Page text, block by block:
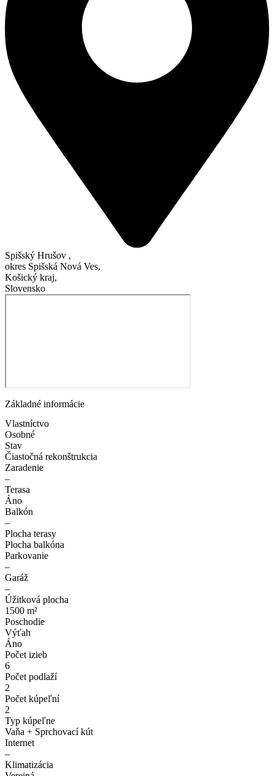
Spišský Hrušov ,
okres Spišská Nová Ves,
Košický kraj,
Slovensko
Základné informácie
Vlastníctvo
Osobné
Stav
Čiastočná rekonštrukcia
Zaradenie
–
Terasa
Áno
Balkón
–
Plocha terasy
Plocha balkóna
Parkovanie
–
Garáž
–
Úžitková plocha
1500 m²
Poschodie
Výťah
Áno
Počet izieb
6
Počet podlaží
2
Počet kúpeľní
2
Typ kúpeľne
Vaňa + Sprchovací kút
Internet
–
Klimatizácia